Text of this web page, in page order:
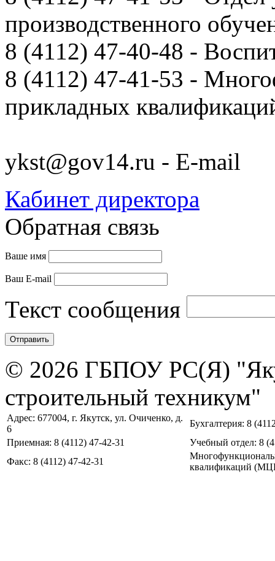
производственного
8 (4112) 47-40-48 -
8 (4112) 47-41-53 -
прикладных
ykst@gov14.ru - E-mail
Кабинет директора
Обратная связь
Ваше имя
Ваш E-mail
Текст сообщения
© 2026 ГБПОУ РС(Я)
строительный техникум"
Адрес: 677004, г. Якутск, ул. Очиченко, д.
6
Бухгалтерия: 8
Приемная: 8 (4112) 47-42-31
Учебный отдел: 8
Факс: 8 (4112) 47-42-31
квалификаций